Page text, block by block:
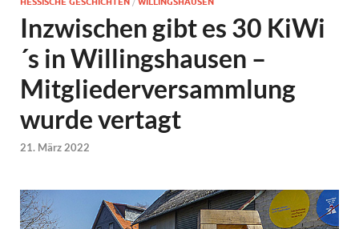
Inzwischen gibt es 30 KiWi
´s in Willingshausen –
Mitgliederversammlung
wurde vertagt
21. März 2022